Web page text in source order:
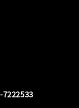
7222533